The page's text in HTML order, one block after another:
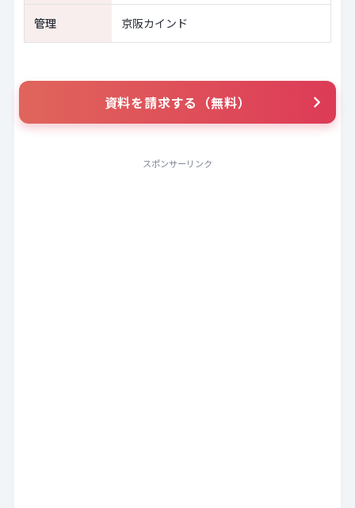
管理 京阪カインド
資料を請求する（無料）
スポンサーリンク